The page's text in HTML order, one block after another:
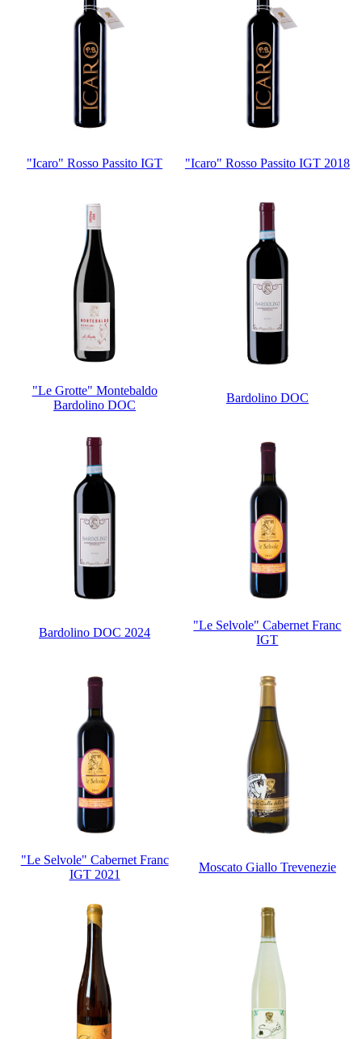
"Icaro" Rosso Passito IGT "Icaro" Rosso Passito IGT 2018
"Le Grotte" Montebaldo
Bardolino DOC
Bardolino DOC
Bardolino DOC 2024
"Le Selvole" Cabernet Franc
IGT
"Le Selvole" Cabernet Franc
IGT 2021
Moscato Giallo Trevenezie